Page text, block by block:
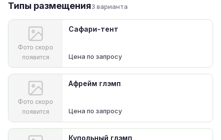
Типы размещения3 варианта
Фото скоро
появится
Сафари-тент
Цена по запросу
Фото скоро
появится
Афрейм глэмп
Цена по запросу
Купольный глэмп